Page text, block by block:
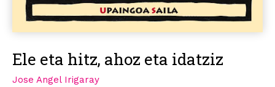
Ele eta hitz, ahoz eta idatziz
Jose Angel Irigaray